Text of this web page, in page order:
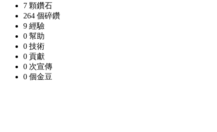
7 顆鑽石
264 個碎鑽
9 經驗
0 幫助
0 技術
0 貢獻
0 次宣傳
0 個金豆